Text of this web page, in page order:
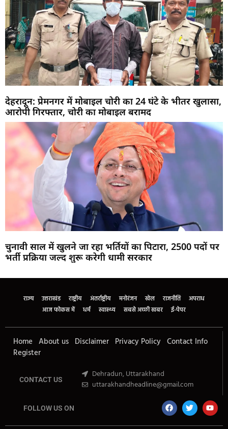
देहरादून: प्रेमनगर में मोबाइल चोरी का 24 घंटे के भीतर खुलासा,
आरोपी गिरफ्तार, चोरी का मोबाइल बरामद
चुनावी साल में खुलने जा रहा भर्तियों का पिटारा, 2500 पदों पर
भर्ती प्रक्रिया जल्द शुरू करेगी धामी सरकार
राज्य उत्तराखंड राष्ट्रीय अंतर्राष्ट्रीय मनोरंजन खेल राजनीति
अपराध
आज फोकस में
धर्म स्वास्थ्य सबसे अच्छी खबर ई-पेपर
Home About us Disclaimer Privacy Policy Contact Info
Register
CONTACT US
Dehradun, Uttarakhand
uttarakhandheadline@gmail.com
FOLLOW US ON